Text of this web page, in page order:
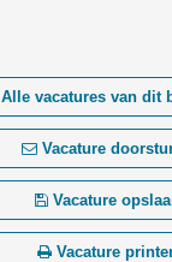
Alle vacatures van dit
Vacature
Vacature
Vacature